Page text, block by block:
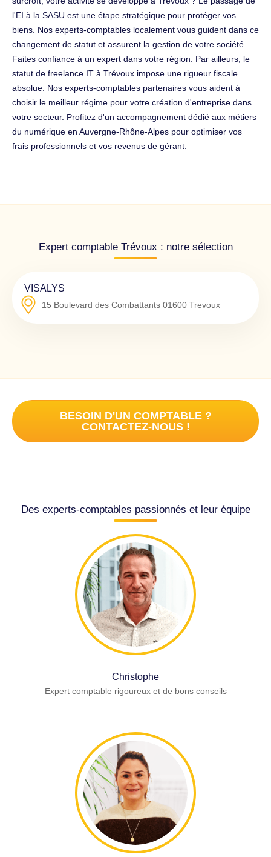
l'EI à la SASU est une étape stratégique pour protéger vos
biens. Nos experts-comptables localement vous guident dans ce
changement de statut et assurent la gestion de votre société.
Faites confiance à un expert dans votre région. Par ailleurs, le
statut de freelance IT à Trévoux impose une rigueur fiscale
absolue. Nos experts-comptables partenaires vous aident à
choisir le meilleur régime pour votre création d'entreprise dans
votre secteur. Profitez d'un accompagnement dédié aux métiers
du numérique en Auvergne-Rhône-Alpes pour optimiser vos
frais professionnels et vos revenus de gérant.
Expert comptable Trévoux : notre sélection
VISALYS
15 Boulevard des Combattants 01600 Trevoux
BESOIN D'UN COMPTABLE ?
CONTACTEZ-NOUS !
Des experts-comptables passionnés et leur équipe
Christophe
Expert comptable rigoureux et de bons conseils